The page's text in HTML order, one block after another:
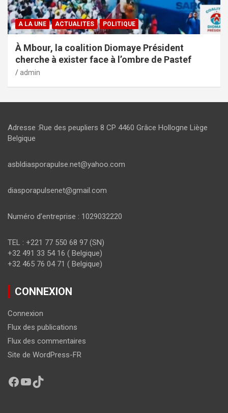
A LA UNE ACTUALITES POLITIQUE
À Mbour, la coalition Diomaye Président
cherche à exister face à l’ombre de Pastef
admin
Adresse :Rue des peupliers 8 CP 4460 Grâce Hollogne Liège
Belgique
asbldiasporapulse.net@yahoo.com
diasporapulsenet@gmail.com
Numéro d’entreprise : 1029032220
TEL : +221 77 550 68 97 (SN)
+32 491 33 54 16 ( Belgique)
+32 465 76 04 71 ( Belgique)
CONNEXION
Connexion
Flux des publications
Flux des commentaires
Site de WordPress-FR